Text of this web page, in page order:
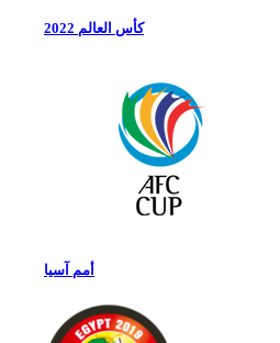
كأس العالم 2022
أمم آسيا